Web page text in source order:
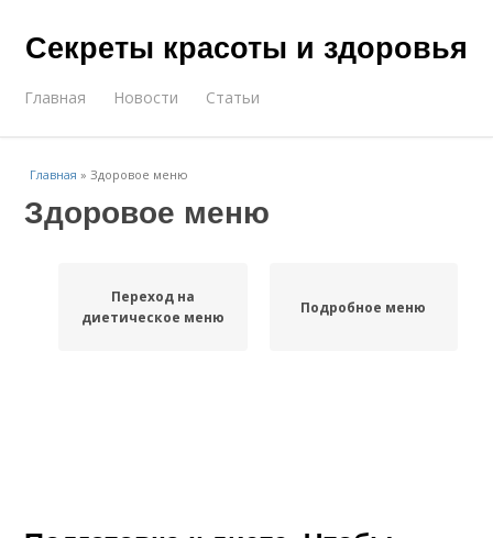
Секреты красоты и здоровья
Главная Новости Статьи
Главная »Здоровое меню
Здоровое меню
Переход на
диетическое меню
Подроб­ное меню